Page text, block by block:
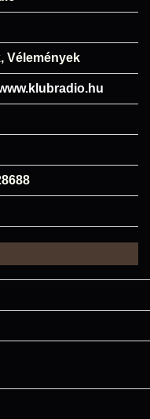
Vélemények